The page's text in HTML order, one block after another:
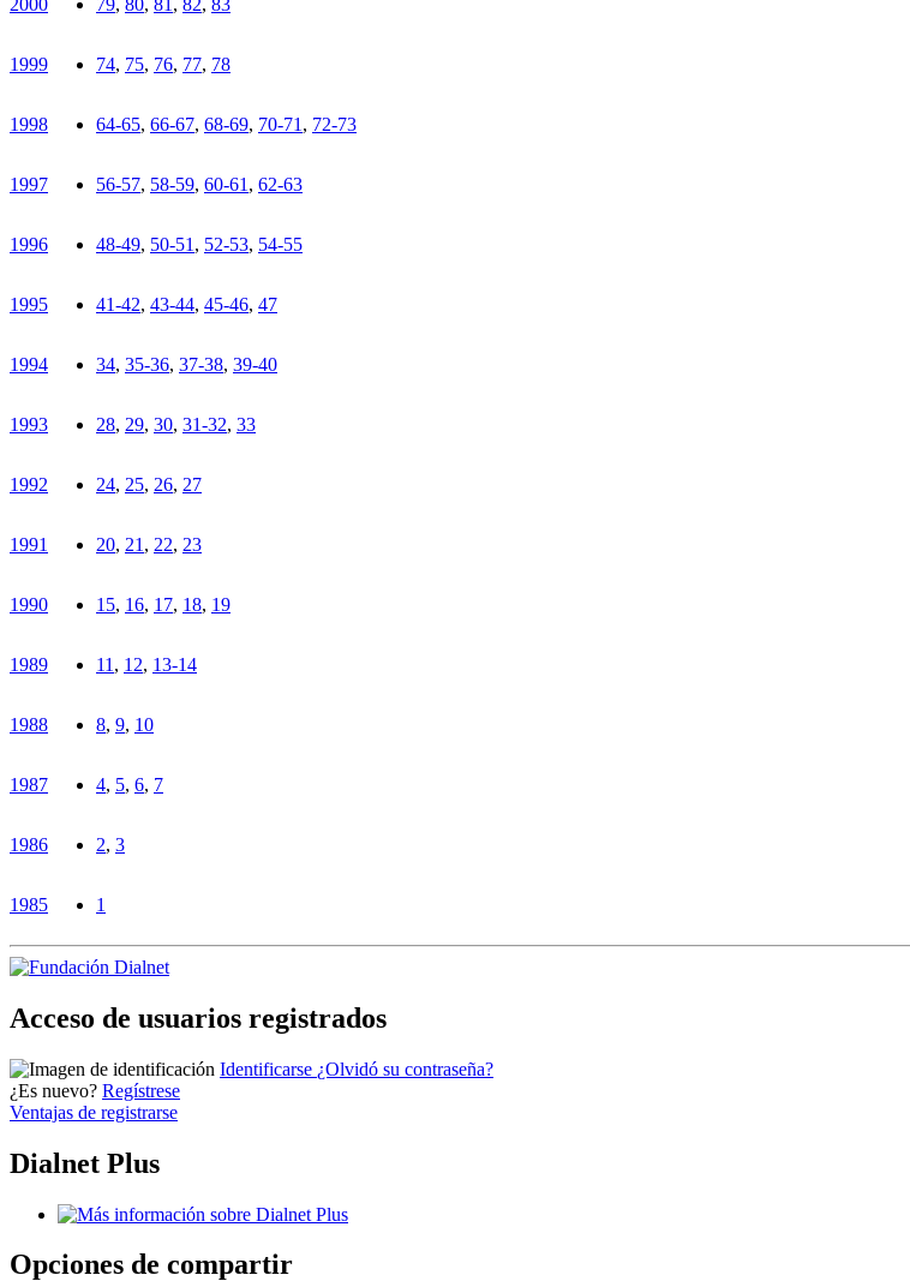
2000 79, 80, 81 , 82, 83
1999 74, 75, 76, 77, 78
1998 64-65, 66-67, 68-69, 70-71 , 72-73
1997 56-57, 58-59, 60-61 , 62-63
1996 48-49, 50-51 , 52-53, 54-55
1995 41-42, 43-44, 45-46, 47
1994 34, 35-36, 37-38, 39-40
1993 28, 29, 30, 31-32, 33
1992 24, 25, 26, 27
1991 20, 21 , 22, 23
1990 15, 16, 17, 18, 19
1989 11 , 12, 13-14
1988 8, 9, 10
1987 4, 5, 6, 7
1986 2, 3
1985 1
Acceso de usuarios registrados
Identificarse ¿Olvidó su contraseña?
¿Es nuevo? Regístrese
Ventajas de registrarse
Dialnet Plus
Opciones de compartir